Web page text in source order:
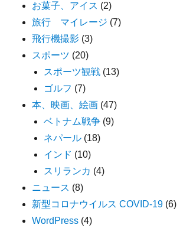
お菓子、アイス (2)
旅行 マイレージ (7)
飛行機撮影 (3)
スポーツ (20)
スポーツ観戦 (13)
ゴルフ (7)
本、映画、絵画 (47)
ベトナム戦争 (9)
ネパール (18)
インド (10)
スリランカ (4)
ニュース (8)
新型コロナウイルス COVID-19 (6)
WordPress (4)